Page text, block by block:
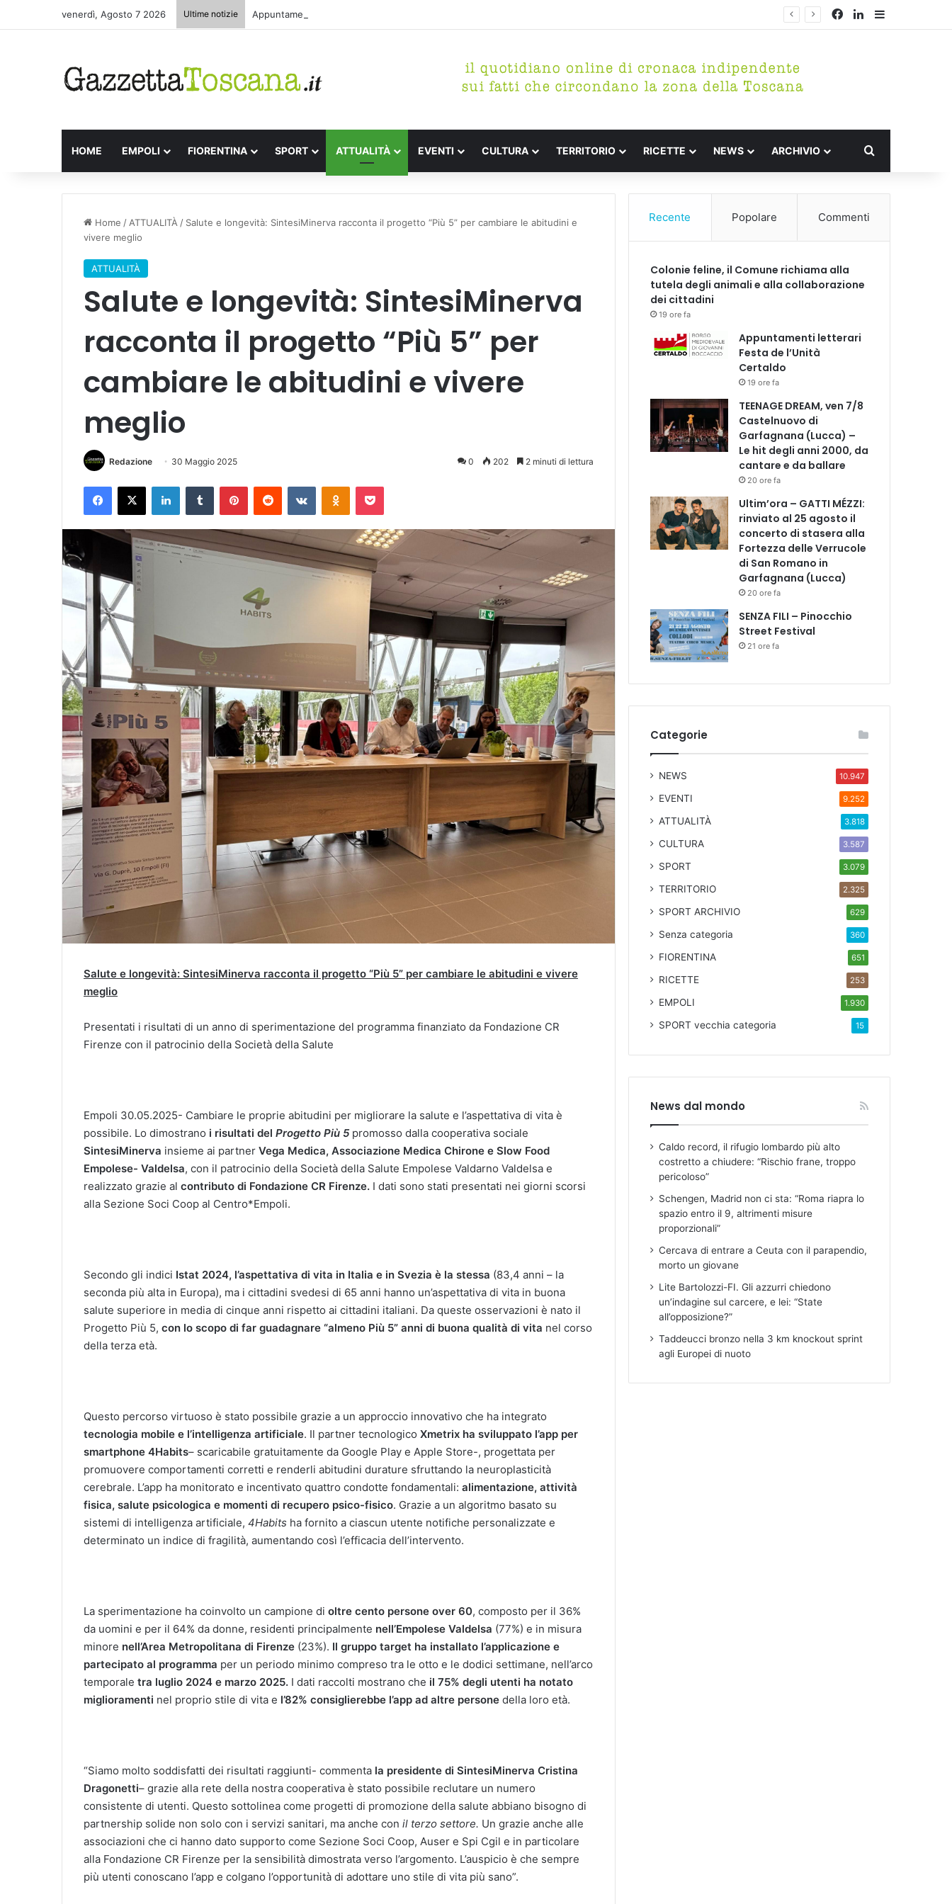
venerdì, Agosto 7 2026 Ultime notizie Appuntamenti letterari Festa de l’Unità Certaldo Facebook
LinkedIn
HOME EMPOLI FIORENTINA SPORT ATTUALITÀ EVENTI CULTURA TERRITORIO RICETTE NEWS ARCHIVIO
Home / ATTUALITÀ / Salute e longevità: SintesiMinerva racconta il progetto “Più 5” per cambiare le abitudini e
vivere meglio
ATTUALITÀ
Salute e longevità: SintesiMinerva
racconta il progetto “Più 5” per
cambiare le abitudini e vivere
meglio
Redazione 30 Maggio 2025 0 202 2 minuti di lettura
Salute e longevità: SintesiMinerva racconta il progetto “Più 5” per cambiare le abitudini e vivere
meglio
Presentati i risultati di un anno di sperimentazione del programma finanziato da Fondazione CR
Firenze con il patrocinio della Società della Salute
Empoli 30.05.2025- Cambiare le proprie abitudini per migliorare la salute e l’aspettativa di vita è
possibile. Lo dimostrano i risultati del Progetto Più 5promosso dalla cooperativa sociale
SintesiMinerva insieme ai partner Vega Medica, Associazione Medica Chirone e Slow Food
Empolese- Valdelsa, con il patrocinio della Società della Salute Empolese Valdarno Valdelsa e
realizzato grazie al contributo di Fondazione CR Firenze. I dati sono stati presentati nei giorni scorsi
alla Sezione Soci Coop al Centro*Empoli.
Secondo gli indici Istat 2024, l’aspettativa di vita in Italia e in Svezia è la stessa (83,4 anni – la
seconda più alta in Europa), ma i cittadini svedesi di 65 anni hanno un’aspettativa di vita in buona
salute superiore in media di cinque anni rispetto ai cittadini italiani. Da queste osservazioni è nato il
Progetto Più 5, con lo scopo di far guadagnare “almeno Più 5” anni di buona qualità di vita nel corso
della terza età.
Questo percorso virtuoso è stato possibile grazie a un approccio innovativo che ha integrato
tecnologia mobile e l’intelligenza artificiale. Il partner tecnologico Xmetrix ha sviluppato l’app per
smartphone 4Habits– scaricabile gratuitamente da Google Play e Apple Store-, progettata per
promuovere comportamenti corretti e renderli abitudini durature sfruttando la neuroplasticità
cerebrale. L’app ha monitorato e incentivato quattro condotte fondamentali: alimentazione, attività
fisica, salute psicologica e momenti di recupero psico-fisico. Grazie a un algoritmo basato su
sistemi di intelligenza artificiale, 4Habits ha fornito a ciascun utente notifiche personalizzate e
determinato un indice di fragilità, aumentando così l’efficacia dell’intervento.
La sperimentazione ha coinvolto un campione di oltre cento persone over 60, composto per il 36%
da uomini e per il 64% da donne, residenti principalmente nell’Empolese Valdelsa (77%) e in misura
minore nell’Area Metropolitana di Firenze (23%). Il gruppo target ha installato l’applicazione e
partecipato al programma per un periodo minimo compreso tra le otto e le dodici settimane, nell’arco
temporale tra luglio 2024 e marzo 2025. I dati raccolti mostrano che il 75% degli utenti ha notato
miglioramenti nel proprio stile di vita e l’82% consiglierebbe l’app ad altre persone della loro età. ​
“Siamo molto soddisfatti dei risultati raggiunti- commenta la presidente di SintesiMinerva Cristina
Dragonetti– grazie alla rete della nostra cooperativa è stato possibile reclutare un numero
consistente di utenti. Questo sottolinea come progetti di promozione della salute abbiano bisogno di
partnership solide non solo con i servizi sanitari, ma anche con il terzo settore. Un grazie anche alle
associazioni che ci hanno dato supporto come Sezione Soci Coop, Auser e Spi Cgil e in particolare
alla Fondazione CR Firenze per la sensibilità dimostrata verso l’argomento. L’auspicio è che sempre
più utenti conoscano l’app e colgano l’opportunità di adottare uno stile di vita più sano”.
Recente Popolare Commenti
Colonie feline, il Comune richiama alla
tutela degli animali e alla collaborazione
dei cittadini
19 ore fa
Appuntamenti letterari
Festa de l’Unità
Certaldo
19 ore fa
TEENAGE DREAM, ven 7/8
Castelnuovo di
Garfagnana (Lucca) –
Le hit degli anni 2000, da
cantare e da ballare
20 ore fa
Ultim’ora – GATTI MÉZZI:
rinviato al 25 agosto il
concerto di stasera alla
Fortezza delle Verrucole
di San Romano in
Garfagnana (Lucca)
20 ore fa
SENZA FILI – Pinocchio
Street Festival
21 ore fa
Categorie
NEWS 10.947
EVENTI 9.252
ATTUALITÀ 3.818
CULTURA 3.587
SPORT 3.079
TERRITORIO 2.325
SPORT ARCHIVIO 629
Senza categoria 360
FIORENTINA 651
RICETTE 253
EMPOLI 1.930
SPORTvecchia categoria 15
News dal mondo
Caldo record, il rifugio lombardo più alto
costretto a chiudere: “Rischio frane, troppo
pericoloso”
Schengen, Madrid non ci sta: “Roma riapra lo
spazio entro il 9, altrimenti misure
proporzionali”
Cercava di entrare a Ceuta con il parapendio,
morto un giovane
Lite Bartolozzi-FI. Gli azzurri chiedono
un’indagine sul carcere, e lei: “State
all’opposizione?”
Taddeucci bronzo nella 3 km knockout sprint
agli Europei di nuoto